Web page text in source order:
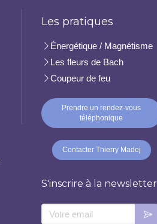
Les pratiques
Énergétique / Magnétisme
Les fleurs de Bach
Coupeur de feu
Prendre un rendez-vous
téléphonique
Contacter Thierry Madej
S'inscrire à la newsletter
Votre email